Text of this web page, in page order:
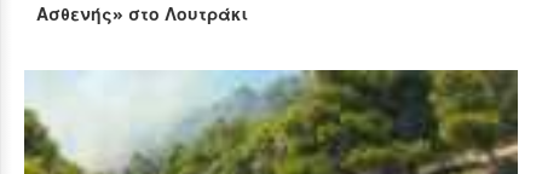
Ασθενής» στο Λουτράκι